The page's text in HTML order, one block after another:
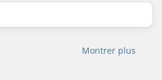
Montrer plus